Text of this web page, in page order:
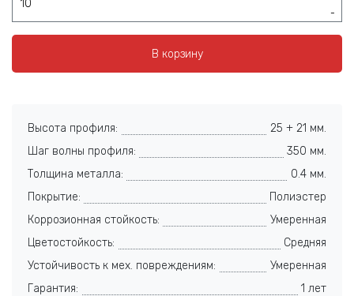
-
В корзину
Высота профиля:
25 + 21 мм.
Шаг волны профиля:
350 мм.
Толщина металла:
0.4 мм.
Покрытие:
Полиэстер
Коррозионная стойкость:
Умеренная
Цветостойкость:
Средняя
Устойчивость к мех. повреждениям:
Умеренная
Гарантия:
1 лет